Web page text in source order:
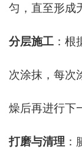
匀，直至形成
分层施工 ：
次涂抹，每次
燥后再进行下
打磨与清理